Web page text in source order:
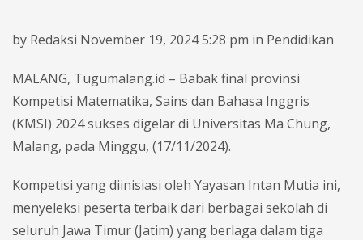
by Redaksi November 19, 2024 5:28 pm in Pendidikan
MALANG, Tugumalang.id – Babak final provinsi
Kompetisi Matematika, Sains dan Bahasa Inggris
(KMSI) 2024 sukses digelar di Universitas Ma Chung,
Malang, pada Minggu, (17/11/2024).
Kompetisi yang diinisiasi oleh Yayasan Intan Mutia ini,
menyeleksi peserta terbaik dari berbagai sekolah di
seluruh Jawa Timur (Jatim) yang berlaga dalam tiga